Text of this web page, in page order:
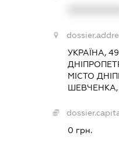
УКРАЇНА,
МІСТО
0 грн.